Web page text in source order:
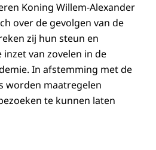
Koning Willem-Alexander
over de gevolgen van de
zij hun steun en
van zovelen in de
In afstemming met de
worden maatregelen
te kunnen laten